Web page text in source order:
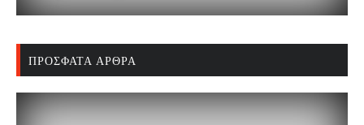
ΠΡΌΣΦΑΤΑ ΆΡΘΡΑ